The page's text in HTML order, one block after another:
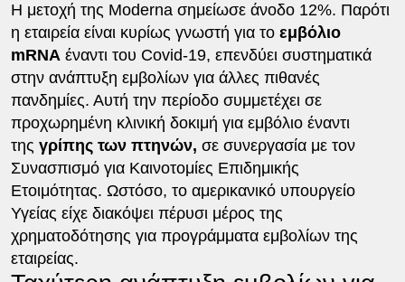
Η μετοχή της Moderna σημείωσε άνοδο 12%. Παρότι
η εταιρεία είναι κυρίως γνωστή για το εμβόλιο
mRNA έναντι του Covid-19, επενδύει συστηματικά
στην ανάπτυξη εμβολίων για άλλες πιθανές
πανδημίες. Αυτή την περίοδο συμμετέχει σε
προχωρημένη κλινική δοκιμή για εμβόλιο έναντι
της γρίπης των πτηνών, σε συνεργασία με τον
Συνασπισμό για Καινοτομίες Επιδημικής
Ετοιμότητας. Ωστόσο, το αμερικανικό υπουργείο
Υγείας είχε διακόψει πέρυσι μέρος της
χρηματοδότησης για προγράμματα εμβολίων της
εταιρείας.